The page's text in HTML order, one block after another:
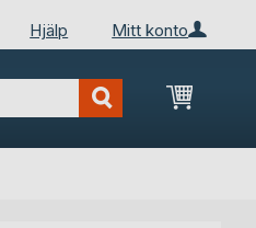
Mitt konto
Hjälp
Min